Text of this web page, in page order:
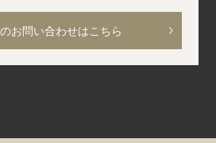
お問い合わせはこちら